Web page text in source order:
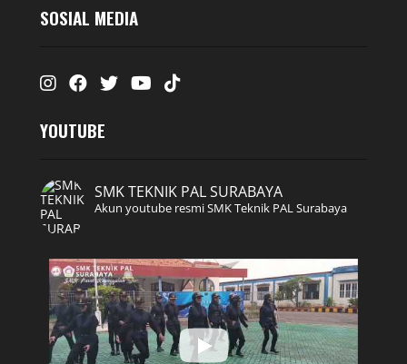
SOSIAL MEDIA
Instagram
FacebookTwitterYoutube
Tiktok
YOUTUBE
SMK TEKNIK PAL SURABAYA
Akun youtube resmi SMK Teknik PAL Surabaya